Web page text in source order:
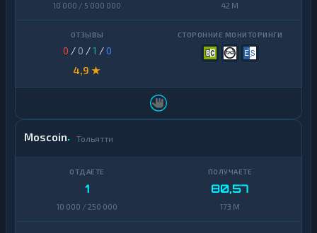
10 000 / 5 000 000 42 M
0 / 0 /1 /0
4,9 ★
Moscoin Тольятти
1
10 000 / 250 000
80,57
173 M